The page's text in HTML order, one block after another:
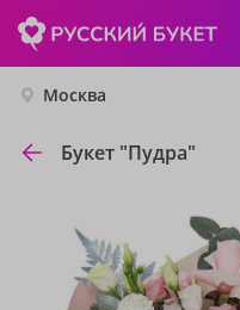
Москва
Букет "Пудра"